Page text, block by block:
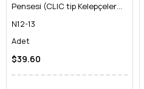
Pensesi (CLIC tip Kelepçeler
N12-13
Adet
$39.60